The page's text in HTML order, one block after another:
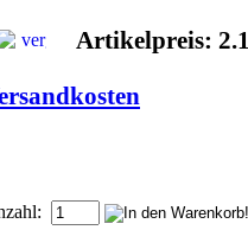
Artikelpreis: